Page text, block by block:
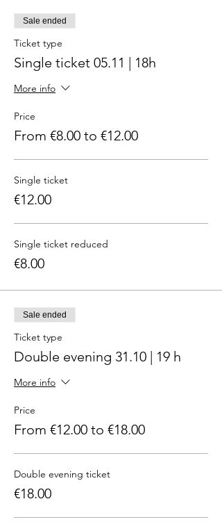
Sale ended
Ticket type
Single ticket 05.11 | 18h
More info
Price
From €8.00 to €12.00
Single ticket
€12.00
Single ticket reduced
€8.00
Sale ended
Ticket type
Double evening 31.10 | 19 h
More info
Price
From €12.00 to €18.00
Double evening ticket
€18.00